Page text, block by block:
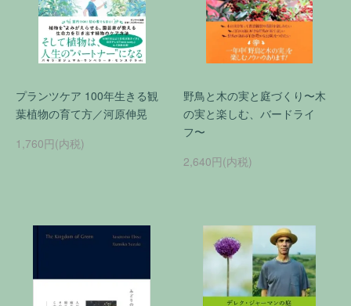
プランツケア 100年生きる観
葉植物の育て方／河原伸晃
1,760円(内税)
野鳥と木の実と庭づくり〜木
の実と楽しむ、バードライ
フ〜
2,640円(内税)